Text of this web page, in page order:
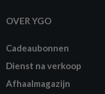
OVER YGO
Cadeaubonnen
Dienst na verkoop
Afhaalmagazijn